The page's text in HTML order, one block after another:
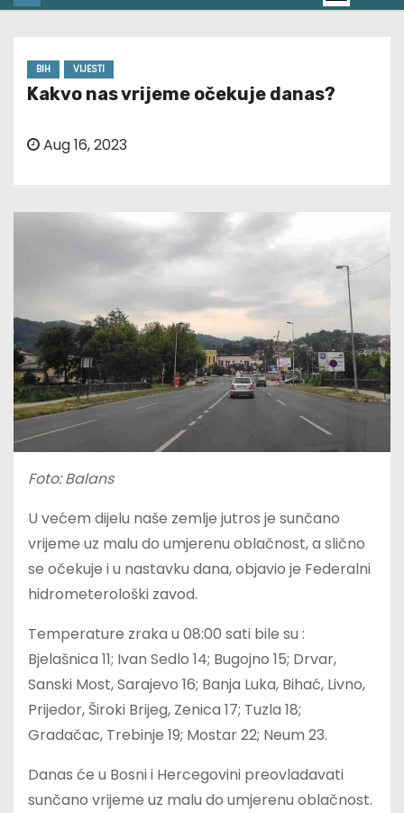
BIH VIJESTI
Kakvo nas vrijeme očekuje danas?
Aug 16, 2023
Foto: Balans
U većem dijelu naše zemlje jutros je sunčano
vrijeme uz malu do umjerenu oblačnost, a slično
se očekuje i u nastavku dana, objavio je Federalni
hidrometerološki zavod.
Temperature zraka u 08:00 sati bile su :
Bjelašnica 11; Ivan Sedlo 14; Bugojno 15; Drvar,
Sanski Most, Sarajevo 16; Banja Luka, Bihać, Livno,
Prijedor, Široki Brijeg, Zenica 17; Tuzla 18;
Gradačac, Trebinje 19; Mostar 22; Neum 23.
Danas će u Bosni i Hercegovini preovladavati
sunčano vrijeme uz malu do umjerenu oblačnost.